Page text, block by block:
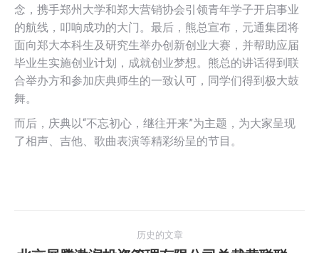
念，携手郑州大学和郑大营销协会引领青年学子开启事业
的航线，叩响成功的大门。 最后，熊总宣布，元通集团将
面向郑大本科生及研究生举办创新创业大赛，并帮助应届
毕业生实施创业计划，成就创业梦想。 熊总的讲话得到联
合举办方和参加庆典师生的一致认可，同学们得到极大鼓
舞。
而后，庆典以“不忘初心，继往开来”为主题，为大家呈现
了相声、吉他、歌曲表演等精彩纷呈的节目。
历史的文章